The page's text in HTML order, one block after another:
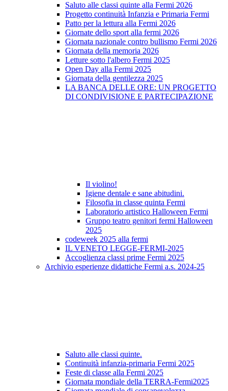
Saluto alle classi quinte alla Fermi 2026
Progetto continuità Infanzia e Primaria Fermi
Patto per la lettura alla Fermi 2026
Giornate dello sport alla fermi 2026
Giornata nazionale contro bullismo Fermi 2026
Giornata della memoria 2026
Letture sotto l'albero Fermi 2025
Open Day alla Fermi 2025
Giornata della gentilezza 2025
LA BANCA DELLE ORE: UN PROGETTO
DI CONDIVISIONE E PARTECIPAZIONE
Il violino!
Igiene dentale e sane abitudini.
Filosofia in classe quinta Fermi
Laboratorio artistico Halloween Fermi
Gruppo teatro genitori fermi Halloween
2025
codeweek 2025 alla fermi
IL VENETO LEGGE-FERMI-2025
Accoglienza classi prime Fermi 2025
Archivio esperienze didattiche Fermi a.s. 2024-25
Saluto alle classi quinte.
Continuità infanzia-primaria Fermi 2025
Feste di classe alla Fermi 2025
Giornata mondiale della TERRA-Fermi2025